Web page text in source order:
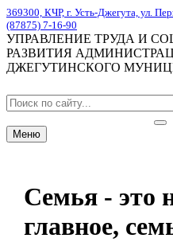
369300, КЧР, г. Усть-Джегута, ул.
(87875) 7-16-90
УПРАВЛЕНИЕ ТРУДА И
РАЗВИТИЯ
ДЖЕГУТИНСКОГО
Меню
Семья - это
главное,